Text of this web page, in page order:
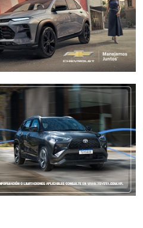
Ram lanza la
nueva 2500 en